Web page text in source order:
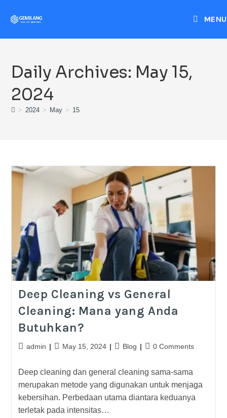
MENU
Daily Archives: May 15,
2024
> 2024 > May > 15
Deep Cleaning vs General
Cleaning: Mana yang Anda
Butuhkan?
admin May 15, 2024 Blog 0 Comments
Deep cleaning dan general cleaning sama-sama
merupakan metode yang digunakan untuk menjaga
kebersihan. Perbedaan utama diantara keduanya
terletak pada intensitas…